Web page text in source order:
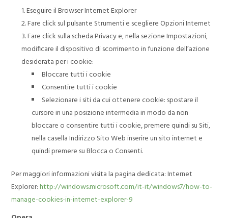
Eseguire il Browser Internet Explorer
Fare click sul pulsante Strumenti e scegliere Opzioni Internet
Fare click sulla scheda Privacy e, nella sezione Impostazioni,
modificare il dispositivo di scorrimento in funzione dell’azione
desiderata per i cookie:
Bloccare tutti i cookie
Consentire tutti i cookie
Selezionare i siti da cui ottenere cookie: spostare il
cursore in una posizione intermedia in modo da non
bloccare o consentire tutti i cookie, premere quindi su Siti,
nella casella Indirizzo Sito Web inserire un sito internet e
quindi premere su Blocca o Consenti.
Per maggiori informazioni visita la pagina dedicata: Internet
Explorer:http://windows.microsoft.com/it-it/windows7/how-to-
manage-cookies-in-internet-explorer-9